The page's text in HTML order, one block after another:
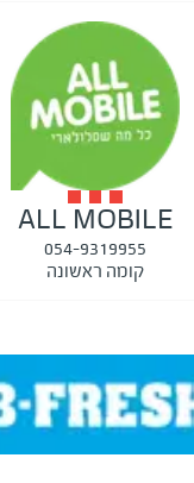
ALL MOBILE
054-9319955
קומה ראשונה